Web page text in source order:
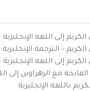
إلى اللغة الإنجليزية
– الترجمة
الكريم إلى اللغة
مع الزهراوين إلى
باللغة الإنجليزية